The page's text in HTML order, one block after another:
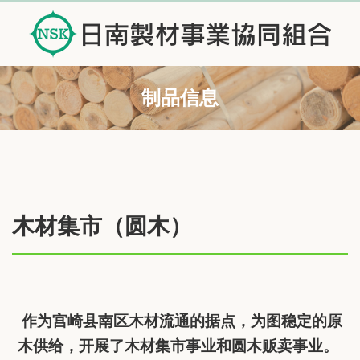
制品信息
木材集市（圆木）
作为宫崎县南区木材流通的据点，为图稳定的原
木供给，开展了木材集市事业和圆木贩卖事业。